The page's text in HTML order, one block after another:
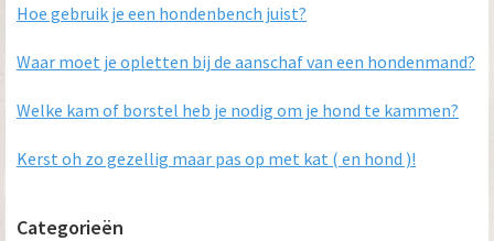
Hoe gebruik je een hondenbench juist?
Waar moet je opletten bij de aanschaf van een hondenmand?
Welke kam of borstel heb je nodig om je hond te kammen?
Kerst oh zo gezellig maar pas op met kat ( en hond )!
Categorieën